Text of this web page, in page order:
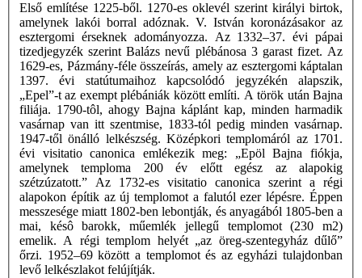
Első említése 1225-ből. 1270-es oklevél szerint királyi birtok,
amelynek lakói borral adóznak. V. István koronázásakor az
esztergomi érseknek adományozza. Az 1332–37. évi pápai
tizedjegyzék szerint Balázs nevű plébánosa 3 garast fizet. Az
1629-es, Pázmány-féle összeírás, amely az esztergomi káptalan
1397. évi statútumaihoz kapcsolódó jegyzékén alapszik,
„Epel”-t az exempt plébániák között említi. A török után Bajna
filiája. 1790-tôl, ahogy Bajna káplánt kap, minden harmadik
vasárnap van itt szentmise, 1833-tól pedig minden vasárnap.
1947-től önálló lelkészség. Középkori templomáról az 1701.
évi visitatio canonica emlékezik meg: „Epöl Bajna fiókja,
amelynek temploma 200 év előtt egész az alapokig
szétzúzatott.” Az 1732-es visitatio canonica szerint a régi
alapokon építik az új templomot a falutól ezer lépésre. Éppen
messzesége miatt 1802-ben lebontják, és anyagából 1805-ben a
mai, késô barokk, műemlék jellegű templomot (230 m2)
emelik. A régi templom helyét „az öreg-szentegyház dűlő”
őrzi. 1952–69 között a templomot és az egyházi tulajdonban
levő lelkészlakot felújítják.